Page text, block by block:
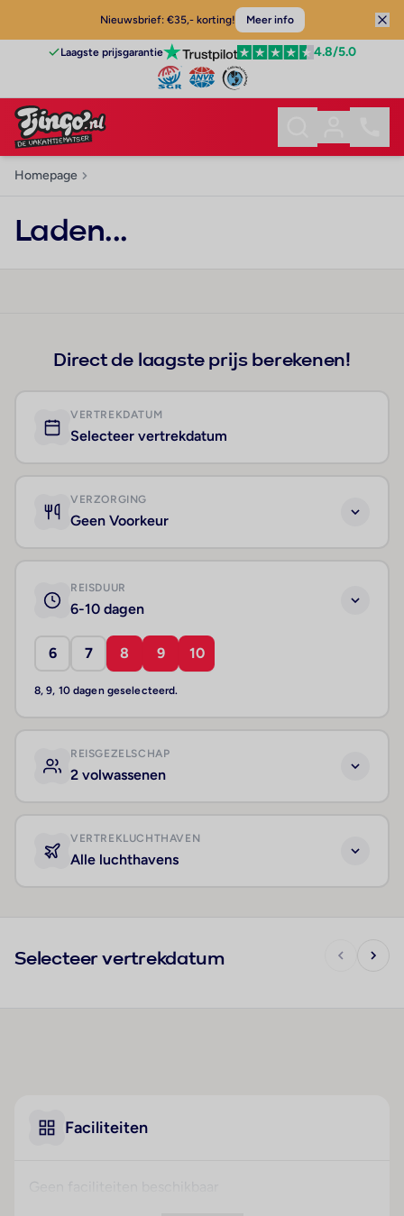
Nieuwsbrief: €35,- korting! Meer info
Laagste prijsgarantie 4.8/5.0
Homepage
Laden...
Direct de laagste prijs berekenen!
VERTREKDATUM
Selecteer vertrekdatum
VERZORGING
Geen Voorkeur
REISDUUR
6-10 dagen
6 7 8 9 10
8, 9, 10 dagen geselecteerd.
REISGEZELSCHAP
2 volwassenen
VERTREKLUCHTHAVEN
Alle luchthavens
Selecteer vertrekdatum
Faciliteiten